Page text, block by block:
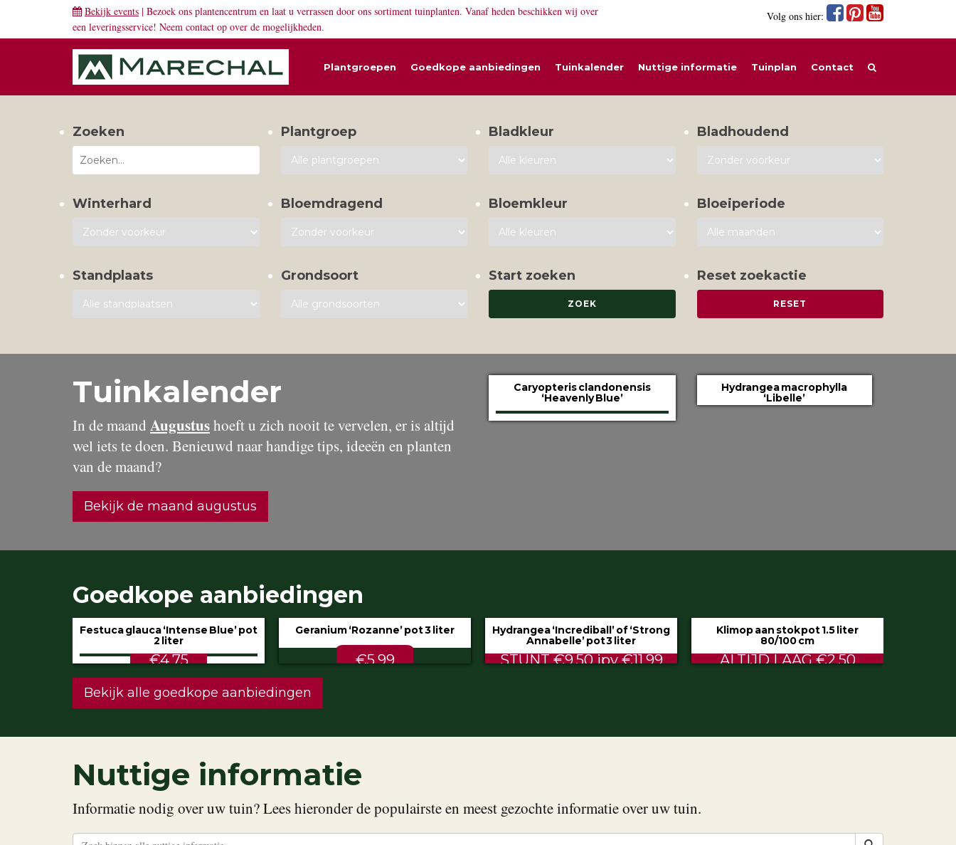
Bekijk events | Bezoek ons plantencentrum en laat u verrassen door ons sortiment tuinplanten. Vanaf heden beschikken wij over
een leveringsservice! Neem contact op over de mogelijkheden.
Volg ons hier:
Plantgroepen Goedkope aanbiedingen Tuinkalender Nuttige informatie Tuinplan Contact
Zoeken Plantgroep Bladkleur Bladhoudend
Winterhard Bloemdragend Bloemkleur Bloeiperiode
Standplaats Grondsoort Start zoeken Reset zoekactie
Tuinkalender
In de maand Augustushoeft u zich nooit te vervelen, er is altijd
wel iets te doen. Benieuwd naar handige tips, ideeën en planten
van de maand?
Bekijk de maand augustus
Caryopteris clandonensis
‘Heavenly Blue’
Hydrangea macrophylla
‘Libelle’
Goedkope aanbiedingen
Geranium ‘Rozanne’ pot 3 liter
€5.99
Hydrangea ‘Incrediball’ of ‘Strong
STUNT €9.50 ipv €11.99
Klimop aan stok pot 1.5 liter
80/100 cm
ALTIJD LAAG €2.50
Hedera helix ‘Hibernica’ pot 9 cm
€0.60
Bekijk alle goedkope aanbiedingen
Nuttige informatie
Informatie nodig over uw tuin? Lees hieronder de populairste en meest gezochte informatie over uw tuin.